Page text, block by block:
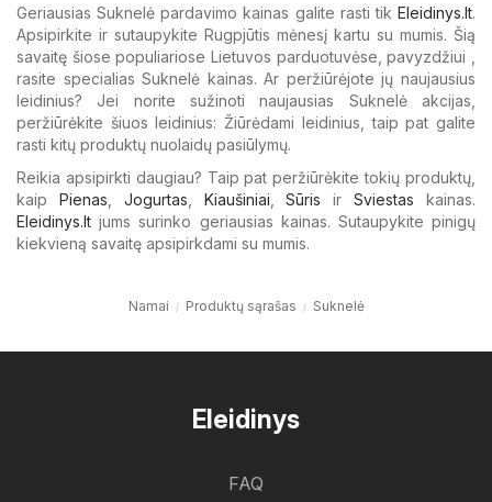
Geriausias Suknelė pardavimo kainas galite rasti tik Eleidinys.lt.
Apsipirkite ir sutaupykite Rugpjūtis mėnesį kartu su mumis. Šią
savaitę šiose populiariose Lietuvos parduotuvėse, pavyzdžiui ,
rasite specialias Suknelė kainas. Ar peržiūrėjote jų naujausius
leidinius? Jei norite sužinoti naujausias Suknelė akcijas,
peržiūrėkite šiuos leidinius: Žiūrėdami leidinius, taip pat galite
rasti kitų produktų nuolaidų pasiūlymų.
Reikia apsipirkti daugiau? Taip pat peržiūrėkite tokių produktų,
kaip Pienas Jogurtas Kiaušiniai ,Sūris irSviestas kainas.
Eleidinys.lt jums surinko geriausias kainas. Sutaupykite pinigų
kiekvieną savaitę apsipirkdami su mumis.
Namai Produktų sąrašas Suknelė
Eleidinys
FAQ